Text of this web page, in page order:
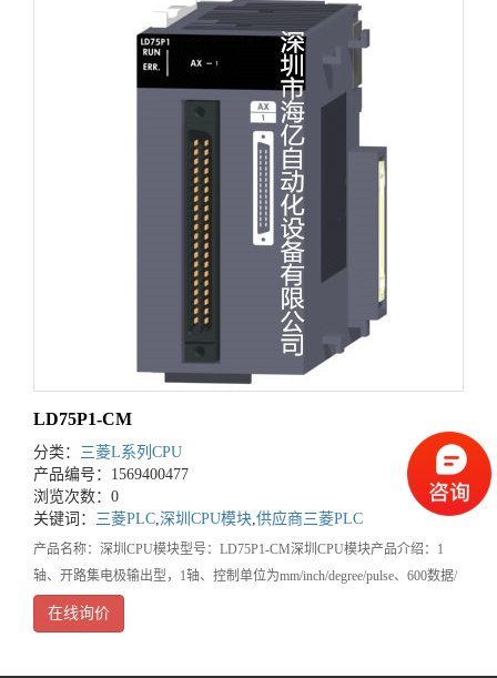
LD75P1-CM
分类： 三菱L系列CPU
产品编号：1569400477
浏览次数：0
关键词： 三菱PLC,深圳CPU模块,供应商三菱PLC
产品名称：深圳CPU模块型号：LD75P1-CM深圳CPU模块产品介绍：1
轴、开路集电极输出型，1轴、控制单位为mm/inch/degree/pulse、600数据/
轴、至大脉冲输出200kpps、40-针脚连接器、开路集电极输出型!深圳市
在线询价